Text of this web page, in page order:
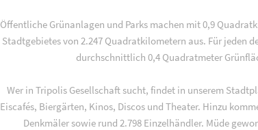
Öffentliche Grünanlagen und Parks machen mit 0,9
Stadtgebietes von 2.247 Quadratkilometern aus. Für jeden
durchschnittlich 0,4 Quadratmeter
Wer in Tripolis Gesellschaft sucht, findet in unserem
Eiscafés, Biergärten, Kinos, Discos und Theater. Hinzu
Denkmäler sowie rund 2.798 Einzelhändler. Müde